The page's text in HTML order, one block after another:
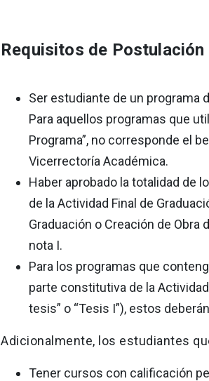
Requisitos de Postulación
Ser estudiante de un programa
Para aquellos programas que
Programa”, no corresponde el
Vicerrectoría Académica.
Haber aprobado la totalidad de
de la Actividad Final de
Graduación o Creación de Obra
nota I.
Para los programas que
parte constitutiva de la
tesis” o “Tesis I”), estos
Adicionalmente, los estudiantes
Tener cursos con calificación